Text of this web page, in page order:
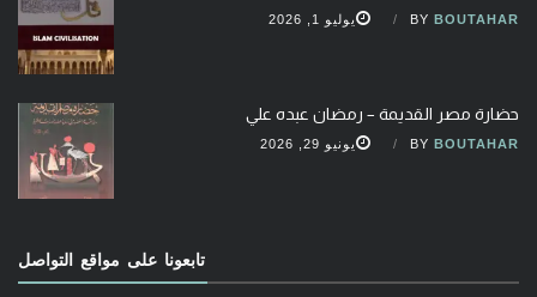
BY BOUTAHAR يوليو 1, 2026
حضارة مصر القديمة – رمضان عبده علي
BY BOUTAHAR يونيو 29, 2026
تابعونا على مواقع التواصل